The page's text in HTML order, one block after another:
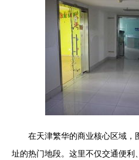
在天津繁华的商业核心区域，
址的热门地段。这里不仅交通便利